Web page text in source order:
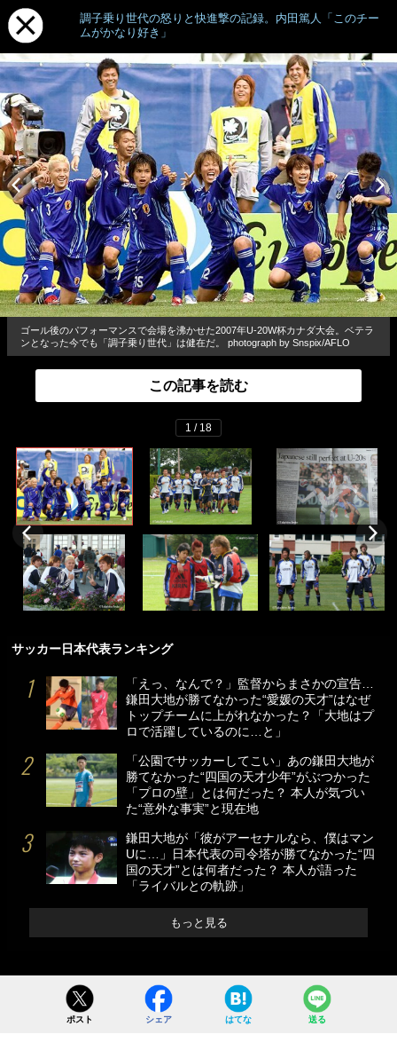
調子乗り世代の怒りと快進撃の記録。内田篤人「このチー
ムがかなり好き」
ゴール後のパフォーマンスで会場を沸かせた2007年U-20W杯カナダ大会。ベテラ
ンとなった今でも「調子乗り世代」は健在だ。 photograph by Snspix/AFLO
この記事を読む
1 / 18
サッカー日本代表ランキング
「えっ、なんで？」監督からまさかの宣告…
鎌田大地が勝てなかった“愛媛の天才”はなぜ
トップチームに上がれなかった？「大地はプ
ロで活躍しているのに…と」
「公園でサッカーしてこい」あの鎌田大地が
勝てなかった“四国の天才少年”がぶつかった
「プロの壁」とは何だった？ 本人が気づい
た“意外な事実”と現在地
鎌田大地が「彼がアーセナルなら、僕はマン
Uに…」日本代表の司令塔が勝てなかった“四
国の天才”とは何者だった？ 本人が語った
「ライバルとの軌跡」
もっと見る
ポスト シェア はてな 送る